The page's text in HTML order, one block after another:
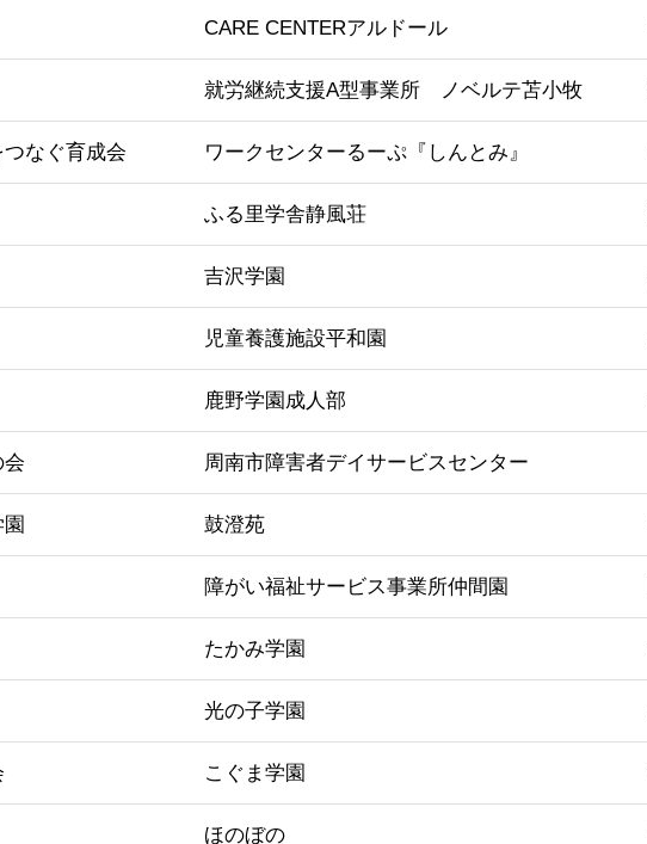
CARE CENTERアルドール
就労継続支援A型事業所 ノベルテ苫小牧
なぐ育成会 ワークセンターるーぷ『しんとみ』
ふる里学舎静風荘
吉沢学園
児童養護施設平和園
鹿野学園成人部
会 周南市障害者デイサービスセンター
鼓澄苑
障がい福祉サービス事業所仲間園
たかみ学園
光の子学園
こぐま学園
ほのぼの